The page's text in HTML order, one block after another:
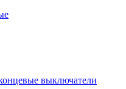
выключатели